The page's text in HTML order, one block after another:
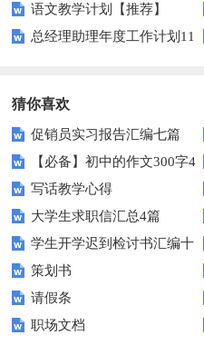
语文教学计划【推荐】
总经理助理年度工作计划11
猜你喜欢
促销员实习报告汇编七篇
【必备】初中的作文300字4
篇 写话教学心得
大学生求职信汇总4篇
学生开学迟到检讨书汇编十
篇 策划书
请假条
职场文档